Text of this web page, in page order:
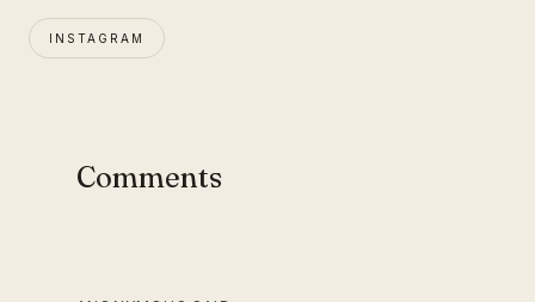
INSTAGRAM
Comments